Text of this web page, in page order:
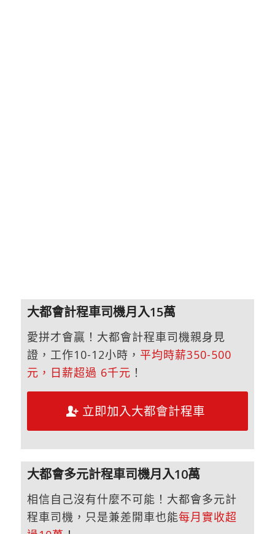
大都會計程車司機月入15萬
愛拼才會贏！大都會計程車司機親身見
證，工作10-12小時， 平均時薪350-500
元，日薪超過 6千元 ！
立即加入大都會計程車
大都會多元計程車司機月入10萬
相信自己沒有什麼不可能！大都會多元計
程車司機，只是兼差開車也能每月實收超